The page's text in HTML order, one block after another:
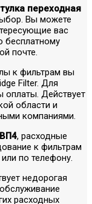
переходная
Вы можете
вас
бесплатному
почте.
к фильтрам вы
Filter. Для
Действует
области и
компаниями.
, расходные
к фильтрам
по телефону.
недорогая
расходных